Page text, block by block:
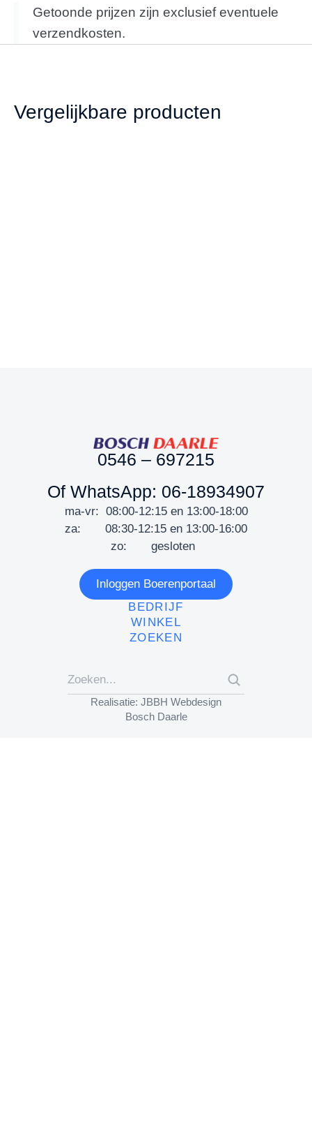
Getoonde prijzen zijn exclusief eventuele
verzendkosten.
Vergelijkbare producten
0546 – 697215
Of WhatsApp: 06-18934907
ma-vr: 08:00-12:15 en 13:00-18:00
za: 08:30-12:15 en 13:00-16:00
zo: gesloten
Inloggen Boerenportaal
BEDRIJF
WINKEL
ZOEKEN
Realisatie: JBBH Webdesign
Bosch Daarle